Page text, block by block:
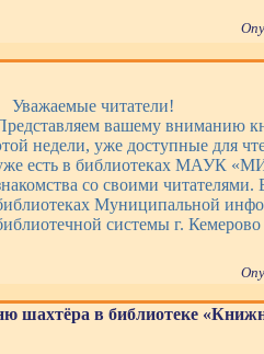
Уважаемые читатели!
вашему вниманию
недели, уже доступные для
есть в библиотеках МАУК
со своими читателями.
Муниципальной
системы г. Кемерово
шахтёра в библиотеке